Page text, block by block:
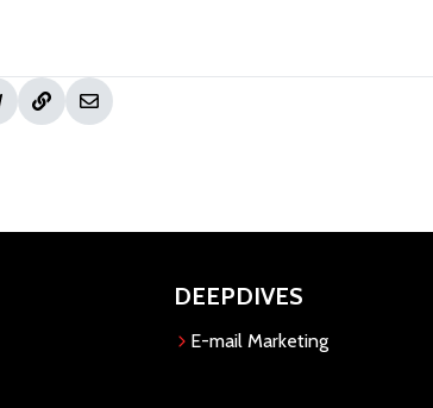
DEEPDIVES
E-mail Marketing